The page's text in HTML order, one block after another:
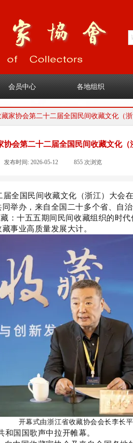
家协会第二十二届全国民间收藏文化（
会员中心 各地组织
协会第二十二届全国民间收藏文化
发布时间: 2026-05-12 855 次浏览
届全国民间收藏文化（浙江）大会
举办，来自全国二十多个省、自
：十五五期间民间收藏组织的时
事业高质量发展大计。
开幕式由浙江省收藏协会会长李长
和国国歌声中拉开帷幕。